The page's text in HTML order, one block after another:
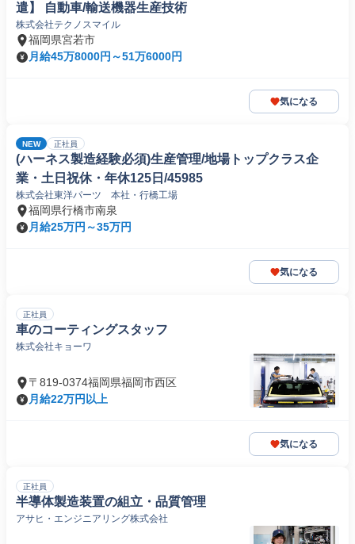
遣】 自動車/輸送機器生産技術
株式会社テクノスマイル
福岡県宮若市
月給45万8000円～51万6000円
気になる
NEW 正社員
(ハーネス製造経験必須)生産管理/地場トップクラス企
業・土日祝休・年休125日/45985
株式会社東洋パーツ 本社・行橋工場
福岡県行橋市南泉
月給25万円～35万円
気になる
正社員
車のコーティングスタッフ
株式会社キョーワ
〒819-0374福岡県福岡市西区
月給22万円以上
気になる
正社員
半導体製造装置の組立・品質管理
アサヒ・エンジニアリング株式会社